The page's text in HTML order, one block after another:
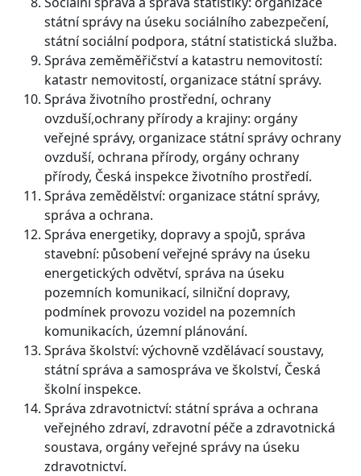
státní správy na úseku sociálního zabezpečení,
státní sociální podpora, státní statistická služba.
Správa zeměměřičství a katastru nemovitostí:
katastr nemovitostí, organizace státní správy.
Správa životního prostřední, ochrany
ovzduší,ochrany přírody a krajiny: orgány
veřejné správy, organizace státní správy ochrany
ovzduší, ochrana přírody, orgány ochrany
přírody, Česká inspekce životního prostředí.
Správa zemědělství: organizace státní správy,
správa a ochrana.
Správa energetiky, dopravy a spojů, správa
stavební: působení veřejné správy na úseku
energetických odvětví, správa na úseku
pozemních komunikací, silniční dopravy,
podmínek provozu vozidel na pozemních
komunikacích, územní plánování.
Správa školství: výchovně vzdělávací soustavy,
státní správa a samospráva ve školství, Česká
školní inspekce.
Správa zdravotnictví: státní správa a ochrana
veřejného zdraví, zdravotní péče a zdravotnická
soustava, orgány veřejné správy na úseku
zdravotnictví.